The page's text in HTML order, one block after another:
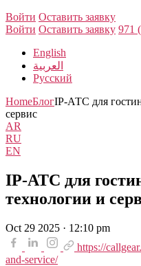
Войти Оставить заявку
Войти Оставить заявку 971
English
العربية
Русский
HomeБлогIP-АТС для
сервис
AR
RU
EN
IP-АТС для
технологии и
Oct 29 2025 · 12:10 pm
https://
and-service/